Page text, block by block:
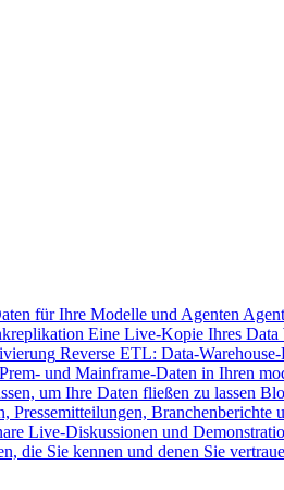
für Ihre Modelle und Agenten
Eine Live-Kopie Ihres Data
Reverse ETL: Data-
und Mainframe-Daten in Ihren
um Ihre Daten fließen zu lassen
Pressemitteilungen, Branchenberichte
Live-Diskussionen und
die Sie kennen und denen Sie